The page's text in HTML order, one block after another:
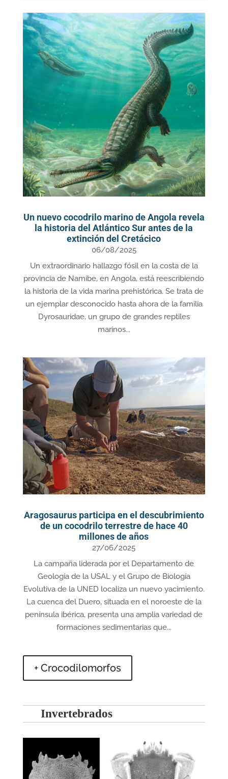
Un nuevo cocodrilo marino de Angola revela
la historia del Atlántico Sur antes de la
extinción del Cretácico
06/08/2025
Un extraordinario hallazgo fósil en la costa de la
provincia de Namibe, en Angola, está reescribiendo
la historia de la vida marina prehistórica. Se trata de
un ejemplar desconocido hasta ahora de la familia
Dyrosauridae, un grupo de grandes reptiles
marinos...
Aragosaurus participa en el descubrimiento
de un cocodrilo terrestre de hace 40
millones de años
27/06/2025
La campaña liderada por el Departamento de
Geología de la USAL y el Grupo de Biología
Evolutiva de la UNED localiza un nuevo yacimiento.
La cuenca del Duero, situada en el noroeste de la
península ibérica, presenta una amplia variedad de
formaciones sedimentarias que...
+ Crocodilomorfos
Invertebrados